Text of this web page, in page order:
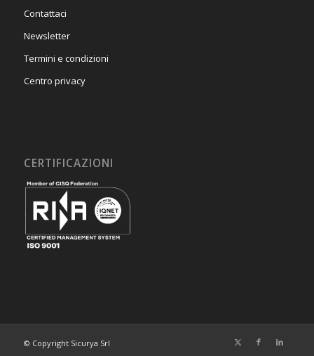
Contattaci
Newsletter
Termini e condizioni
Centro privacy
CERTIFICAZIONI
© Copyright Sicurya Srl